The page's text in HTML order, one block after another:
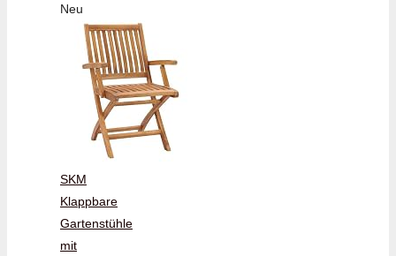
Neu
SKM
Klappbare
Gartenstühle
mit